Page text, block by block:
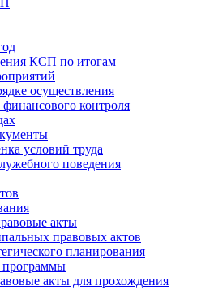
КСП по итогам
осуществления
контроля
условий труда
поведения
акты
правовых актов
планирования
акты для прохождения